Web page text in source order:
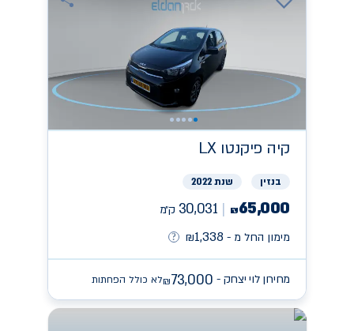
קיה פיקנטו LX
בנזין שנת 2022
₪65,000
30,031 ק״מ
מימון החל מ -
₪1,338
מחירון לוי יצחק - ₪73,000 לא כולל הפחתות